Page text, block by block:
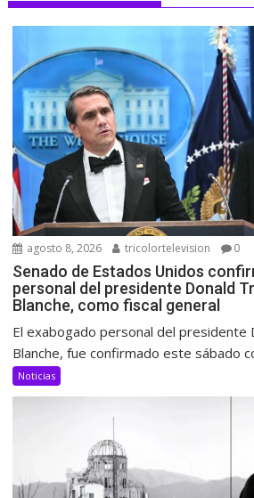
agosto 8, 2026 tricolortelevision 0
Senado de Estados Unidos
personal del presidente Donald
Blanche, como fiscal general
El exabogado personal del presidente
Blanche, fue confirmado este sábado
Noticias